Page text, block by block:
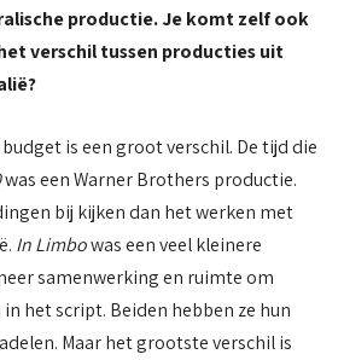
productie. Je komt zelf ook
verschil tussen producties uit
is een groot verschil. De tijd die
was een Warner Brothers productie.
bij kijken dan het werken met
In Limbowas een veel kleinere
samenwerking en ruimte om
het script. Beiden hebben ze hun
Maar het grootste verschil is